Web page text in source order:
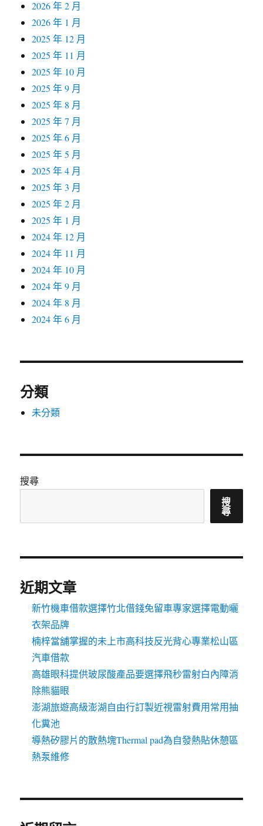
2026 年 2 月
2026 年 1 月
2025 年 12 月
2025 年 11 月
2025 年 10 月
2025 年 9 月
2025 年 8 月
2025 年 7 月
2025 年 6 月
2025 年 5 月
2025 年 4 月
2025 年 3 月
2025 年 2 月
2025 年 1 月
2024 年 12 月
2024 年 11 月
2024 年 10 月
2024 年 9 月
2024 年 8 月
2024 年 6 月
分類
未分類
搜尋
搜
尋
近期文章
新竹機車借款選擇竹北借錢免留車專家選擇電動曬
衣架品牌
楠梓當舖掌握的未上市高科技反光背心專業松山區
汽車借款
高雄眼科提供玻尿酸產品要選擇飛秒雷射白內障消
除熊貓眼
澎湖旅遊高級澎湖自由行訂製近視雷射費用常用抽
化糞池
導熱矽膠片的散熱塊Thermal pad為自發熱貼休憩區
熱泵維修